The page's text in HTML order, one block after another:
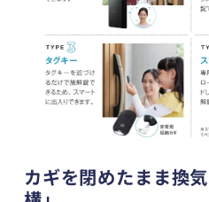
カギを閉めたまま換